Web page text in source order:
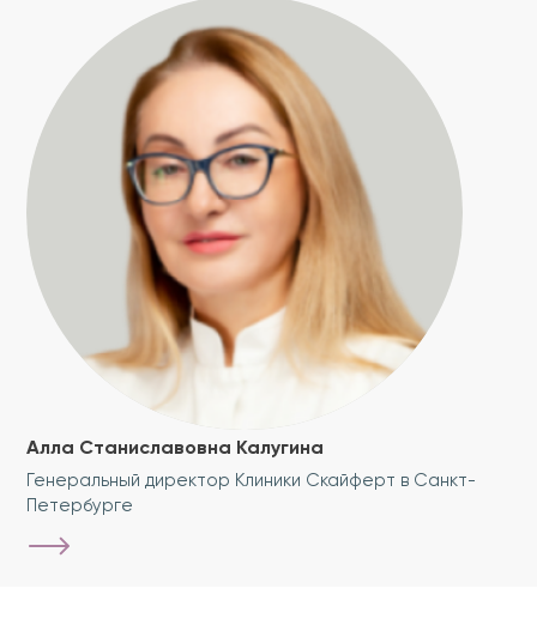
Алла Станиславовна Калугина
Генеральный директор Клиники Скайферт в Санкт-
Петербурге